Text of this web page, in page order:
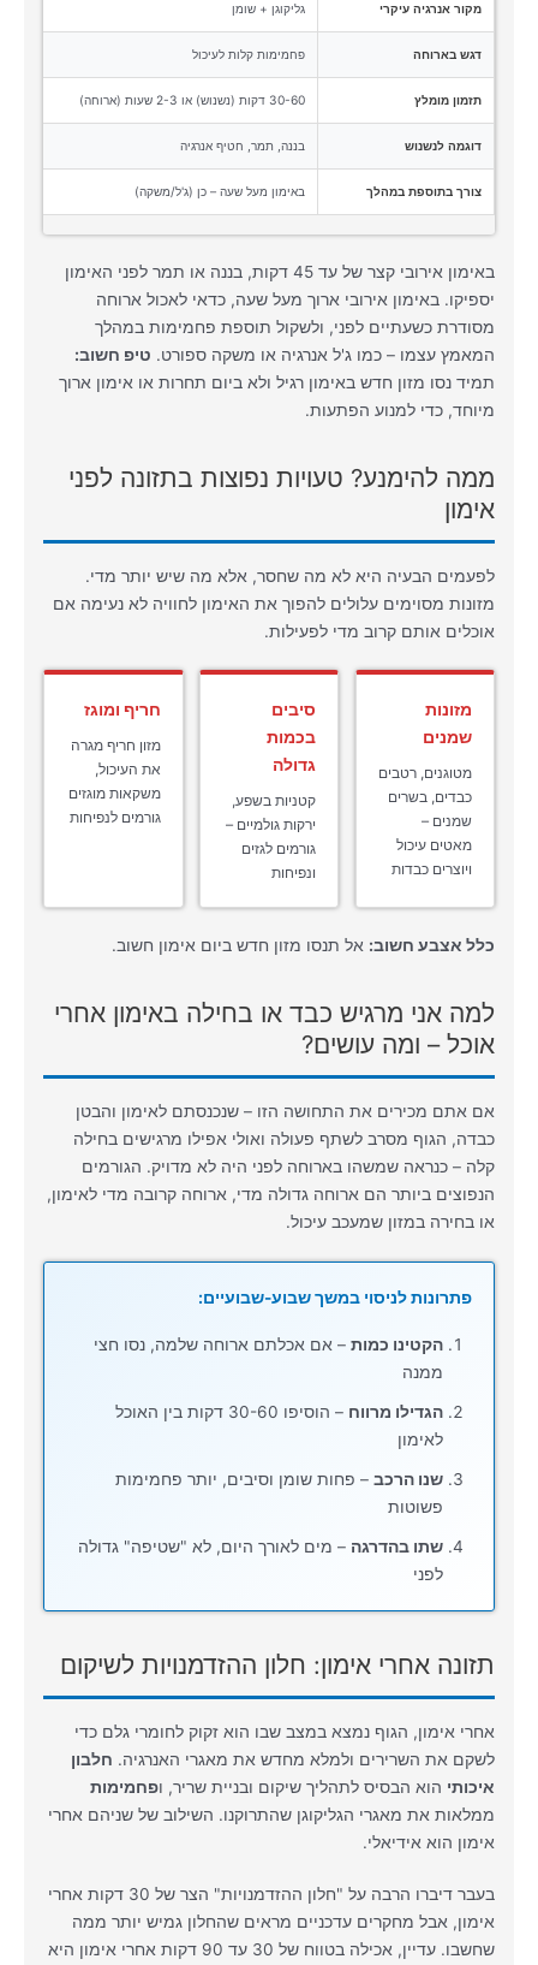
מקור אנרגיה עיקרי גליקוגן + שומן
דגש בארוחה פחמימות קלות לעיכול
תזמון מומלץ 30-60 דקות (נשנוש) או 2-3 שעות (ארוחה)
דוגמה לנשנוש בננה, תמר, חטיף אנרגיה
צורך בתוספת במהלך באימון מעל שעה – כן (ג'ל/משקה)
באימון אירובי קצר של עד 45 דקות, בננה או תמר לפני האימון
יספיקו. באימון אירובי ארוך מעל שעה, כדאי לאכול ארוחה
מסודרת כשעתיים לפני, ולשקול תוספת פחמימות במהלך
המאמץ עצמו – כמו ג'ל אנרגיה או משקה ספורט. טיפ חשוב:
תמיד נסו מזון חדש באימון רגיל ולא ביום תחרות או אימון ארוך
מיוחד, כדי למנוע הפתעות.
ממה להימנע? טעויות נפוצות בתזונה לפני
אימון
לפעמים הבעיה היא לא מה שחסר, אלא מה שיש יותר מדי.
מזונות מסוימים עלולים להפוך את האימון לחוויה לא נעימה אם
אוכלים אותם קרוב מדי לפעילות.
מזונות
שמנים
מטוגנים, רטבים
כבדים, בשרים
שמנים –
מאטים עיכול
ויוצרים כבדות
סיבים
בכמות
גדולה
קטניות בשפע,
ירקות גולמיים –
גורמים לגזים
ונפיחות
חריף ומוגז
מזון חריף מגרה
את העיכול,
משקאות מוגזים
גורמים לנפיחות
כלל אצבע חשוב: אל תנסו מזון חדש ביום אימון חשוב.
למה אני מרגיש כבד או בחילה באימון אחרי
אוכל – ומה עושים?
אם אתם מכירים את התחושה הזו – שנכנסתם לאימון והבטן
כבדה, הגוף מסרב לשתף פעולה ואולי אפילו מרגישים בחילה
קלה – כנראה שמשהו בארוחה לפני היה לא מדויק. הגורמים
הנפוצים ביותר הם ארוחה גדולה מדי, ארוחה קרובה מדי לאימון,
או בחירה במזון שמעכב עיכול.
פתרונות לניסוי במשך שבוע-שבועיים:
הקטינו כמות – אם אכלתם ארוחה שלמה, נסו חצי
ממנה
הגדילו מרווח
– הוסיפו 30-60 דקות בין האוכל
לאימון
שנו הרכב – פחות שומן וסיבים, יותר פחמימות
פשוטות
שתו בהדרגה – מים לאורך היום, לא "שטיפה" גדולה
לפני
תזונה אחרי אימון: חלון ההזדמנויות לשיקום
אחרי אימון, הגוף נמצא במצב שבו הוא זקוק לחומרי גלם כדי
לשקם את השרירים ולמלא מחדש את מאגרי האנרגיה. חלבון
איכותי הוא הבסיס לתהליך שיקום ובניית שריר, ופחמימות
ממלאות את מאגרי הגליקוגן שהתרוקנו. השילוב של שניהם אחרי
אימון הוא אידיאלי.
בעבר דיברו הרבה על "חלון ההזדמנויות" הצר של 30 דקות אחרי
אימון, אבל מחקרים עדכניים מראים שהחלון גמיש יותר ממה
שחשבו. עדיין, אכילה בטווח של 30 עד 90 דקות אחרי אימון היא